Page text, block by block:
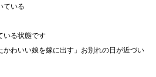
ている
いる状態です
かわいい娘を嫁に出す」お別れの日が近づい